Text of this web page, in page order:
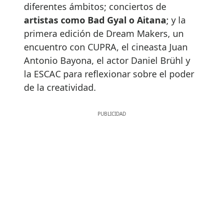
diferentes ámbitos; conciertos de
artistas como Bad Gyal o Aitana; y la
primera edición de Dream Makers, un
encuentro con CUPRA, el cineasta Juan
Antonio Bayona, el actor Daniel Brühl y
la ESCAC para reflexionar sobre el poder
de la creatividad.